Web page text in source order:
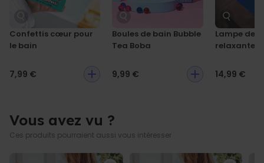
env. 91 x 53 cm ; Bras : env. 61 cm de long
Capuche : env. 28 cm de haut ; Ceinture : env. 184,5 x 3,5 cm ;
Poche : env. 13,5 x 17,5 cm
Confettis cœur pour
le bain
7,99 €
Boules de bain Bubble
Tea Boba
9,99 €
Lampe de
relaxante
14,99 €
Vous avez vu ?
Ces produits pourraient aussi vous intéresser